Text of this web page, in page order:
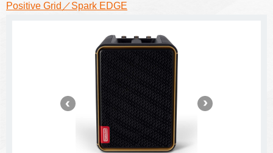
Positive Grid／Spark EDGE